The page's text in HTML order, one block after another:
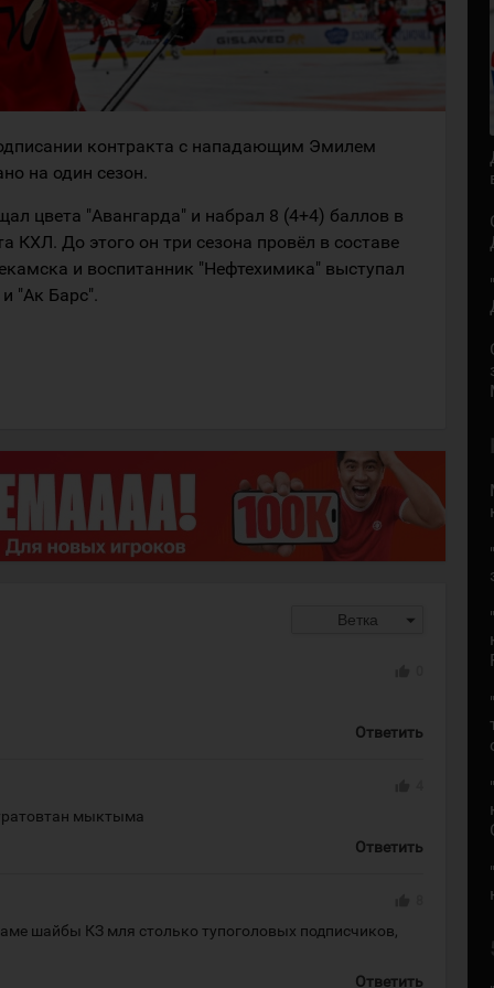
контракта с нападающим Эмилем
на один сезон.
цвета "Авангарда" и набрал 8 (4+4) баллов в
КХЛ. До этого он три сезона провёл в составе
и воспитанник "Нефтехимика" выступал
"Ак Барс".
Ветка arrow_drop_down
Ответить
мыктыма
Ответить
шайбы КЗ мля столько тупоголовых подписчиков,
Ответить